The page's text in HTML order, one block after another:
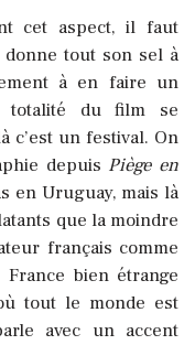
cet aspect, il faut
tout son sel à
à en faire un
totalité du film se
c’est un festival. On
depuis Piège en
en Uruguay, mais là
que la moindre
français comme
bien étrange
tout le monde est
avec un accent